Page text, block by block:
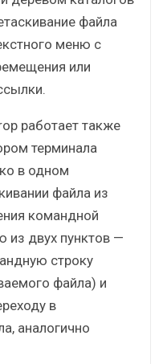
файла
меню с
или
работает также
терминала
в одном
файла из
командной
из двух пунктов —
строку
файла) и
в
аналогично